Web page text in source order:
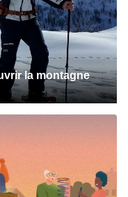
la montagne